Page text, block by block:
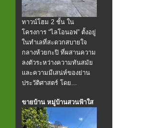
ทาวน์โฮม 2 ชั้น ใน
โครงการ “ไลโอนอฟ” ตั้งอยู่
ในทำเลที่สะดวกสบายใจ
กลางห้วยกะปิ ที่ผสานความ
ลงตัวระหว่างความทันสมัย
และความมีเสน่ห์ของย่าน
ประวัติศาสตร์ โดย...
ขายบ้าน หมู่บ้านสวนฟ้าใส